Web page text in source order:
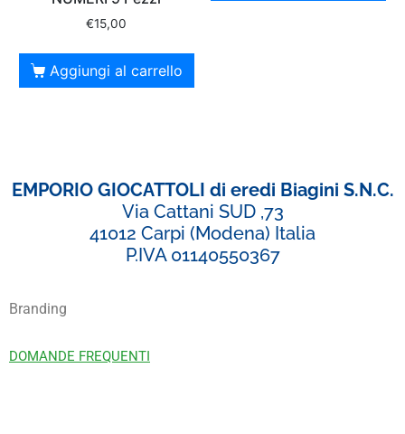
€15,00
Aggiungi al carrello
EMPORIO GIOCATTOLI di eredi Biagini S.N.C.
Via Cattani SUD ,73
41012 Carpi (Modena) Italia
P.IVA 01140550367
Branding
DOMANDE FREQUENTI